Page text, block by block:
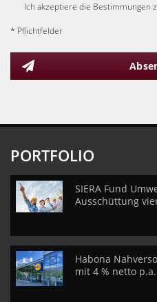
Ich akzeptiere die Bestimmungen
* Pflichtfelder
PORTFOLIO
SIERA Fund
Ausschüttung
Habona
mit 4 % netto p.a.